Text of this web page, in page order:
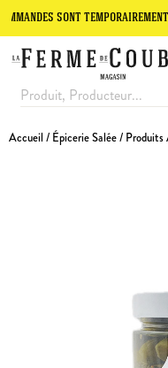
temporairement
Accueil / Épicerie Salée/